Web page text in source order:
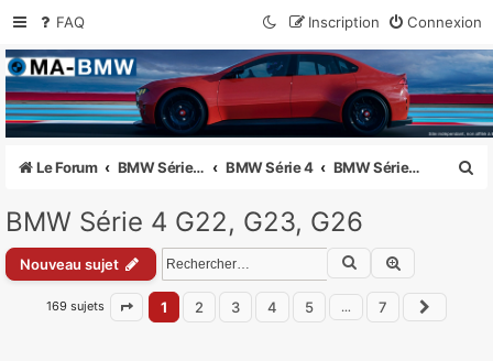
FAQ Connexion
Inscription
MA-BMW.com
Actualités, Essais et Communauté BMW
Le Forum BMW Série 1 - 2 - 3 - 4 - 5 - 6 - 7 - 8 BMW Série 4 BMW Série 4 G22, G23, G26
BMW Série 4 G22, G23, G26
Nouveau sujet Rechercher
169 sujets Page sur
1 2 3 4 5 … 7